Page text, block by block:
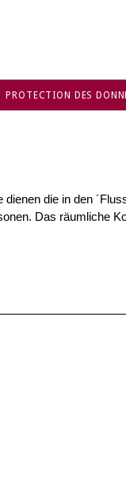
PROTECTION DES
die in den
Das räumliche